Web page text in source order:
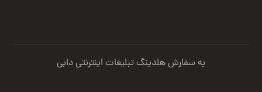
به سفارش هلدینگ تبلیغات اینترنتی دابی